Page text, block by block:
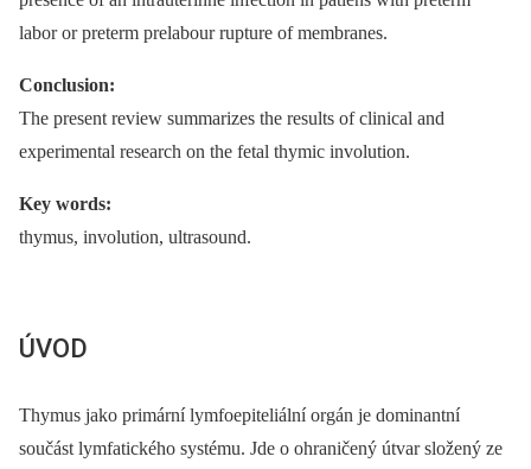
labor or preterm prelabour rupture of membranes.
Conclusion:
The present review summarizes the results of clinical and
experimental research on the fetal thymic involution.
Key words:
thymus, involution, ultrasound.
ÚVOD
Thymus jako primární lymfoepiteliální orgán je dominantní
součást lymfatického systému. Jde o ohraničený útvar složený ze